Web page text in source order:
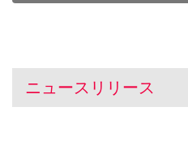
ニュースリリース